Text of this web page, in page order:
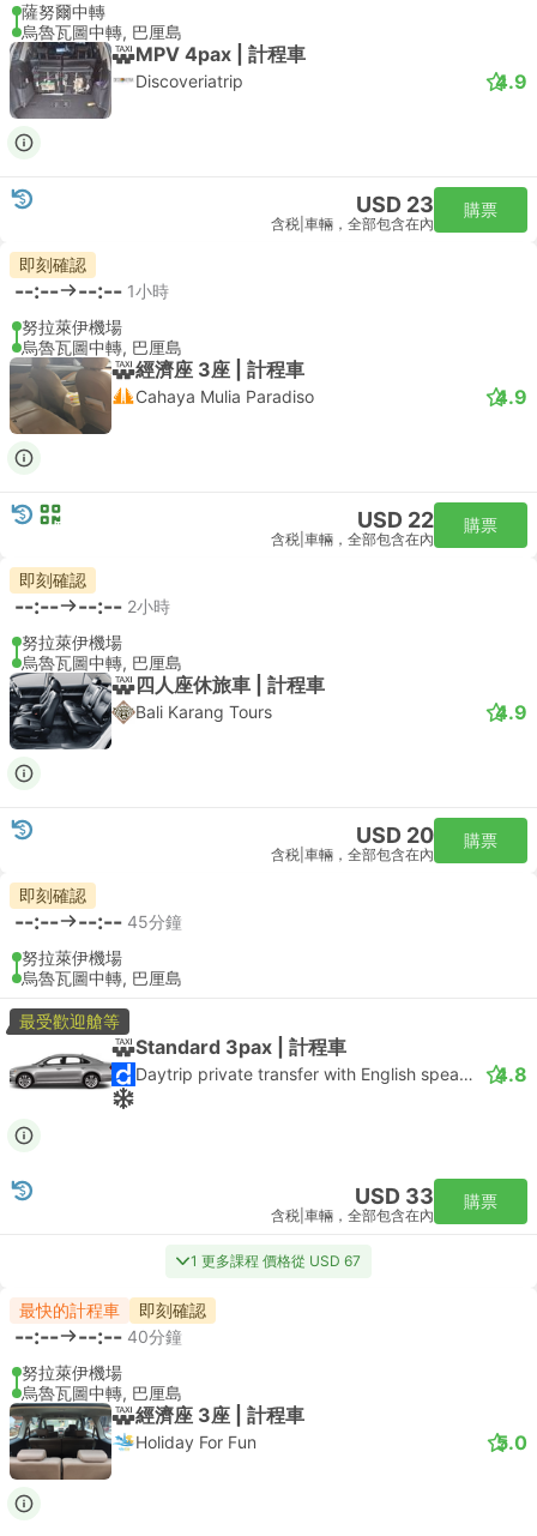
薩努爾中轉
烏魯瓦圖中轉, 巴厘島
MPV 4pax | 計程車
Discoveriatrip 4.9
USD 23
含税 車輛，全部包含在內
購票
即刻確認
--:-- --:-- 1小時
努拉萊伊機場
烏魯瓦圖中轉, 巴厘島
經濟座 3座 | 計程車
Cahaya Mulia Paradiso 4.9
USD 22
含税 車輛，全部包含在內
購票
即刻確認
--:-- --:-- 2小時
努拉萊伊機場
烏魯瓦圖中轉, 巴厘島
四人座休旅車 | 計程車
Bali Karang Tours 4.9
USD 20
含税 車輛，全部包含在內
購票
即刻確認
--:-- --:-- 45分鐘
努拉萊伊機場
烏魯瓦圖中轉, 巴厘島
最受歡迎艙等
Standard 3pax | 計程車
Daytrip private transfer with English speaking driver 4.8
USD 33
含税 車輛，全部包含在內
購票
1 更多課程 價格從 USD 67
最快的計程車 即刻確認
--:-- --:-- 40分鐘
努拉萊伊機場
烏魯瓦圖中轉, 巴厘島
經濟座 3座 | 計程車
Holiday For Fun 5.0